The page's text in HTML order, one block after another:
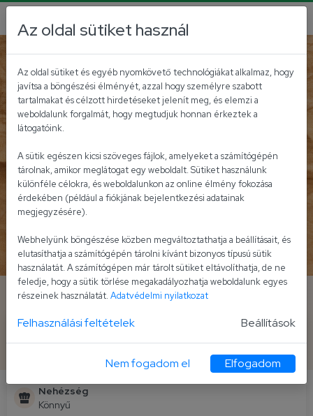
Avokádós garnélasaláta
Nehézség
Könnyű
Az oldal sütiket használ
Az oldal sütiket és egyéb nyomkövető technológiákat alkalmaz, hogy
javítsa a böngészési élményét, azzal hogy személyre szabott
tartalmakat és célzott hirdetéseket jelenít meg, és elemzi a
weboldalunk forgalmát, hogy megtudjuk honnan érkeztek a
látogatóink.
A sütik egészen kicsi szöveges fájlok, amelyeket a számítógépén
tárolnak, amikor meglátogat egy weboldalt. Sütiket használunk
különféle célokra, és weboldalunkon az online élmény fokozása
érdekében (például a fiókjának bejelentkezési adatainak
megjegyzésére).
Webhelyünk böngészése közben megváltoztathatja a beállításait, és
elutasíthatja a számítógépén tárolni kívánt bizonyos típusú sütik
használatát. A számítógépen már tárolt sütiket eltávolíthatja, de ne
feledje, hogy a sütik törlése megakadályozhatja weboldalunk egyes
részeinek használatát. Adatvédelmi nyilatkozat
Felhasználási feltételek Beállítások
Nem fogadom el Elfogadom